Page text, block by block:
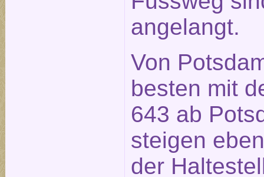
angelangt.
Von
besten mit
643 ab
steigen
der